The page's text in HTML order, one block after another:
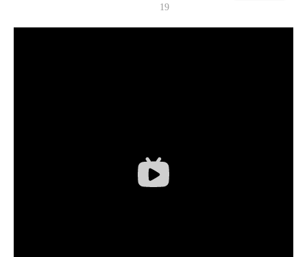
19